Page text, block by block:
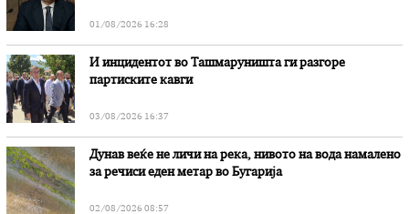
01/08/2026 16:28
И инцидентот во Ташмаруништa ги разгоре
партиските кавги
03/08/2026 16:37
Дунав веќе не личи на река, нивото на вода намалено
за речиси еден метар во Бугарија
02/08/2026 08:57